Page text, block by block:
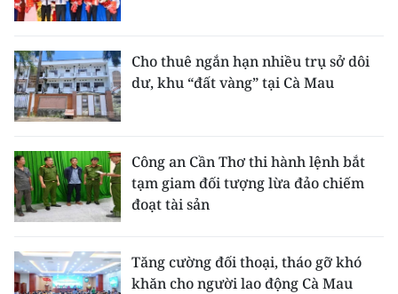
Cho thuê ngắn hạn nhiều trụ sở dôi
dư, khu “đất vàng” tại Cà Mau
Công an Cần Thơ thi hành lệnh bắt
tạm giam đối tượng lừa đảo chiếm
đoạt tài sản
Tăng cường đối thoại, tháo gỡ khó
khăn cho người lao động Cà Mau